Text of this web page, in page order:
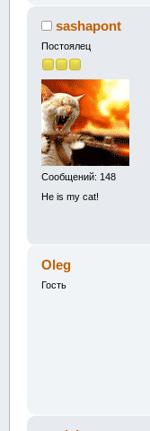
sashapont
Постоялец
Сообщений: 148
He is my cat!
Oleg
Гость